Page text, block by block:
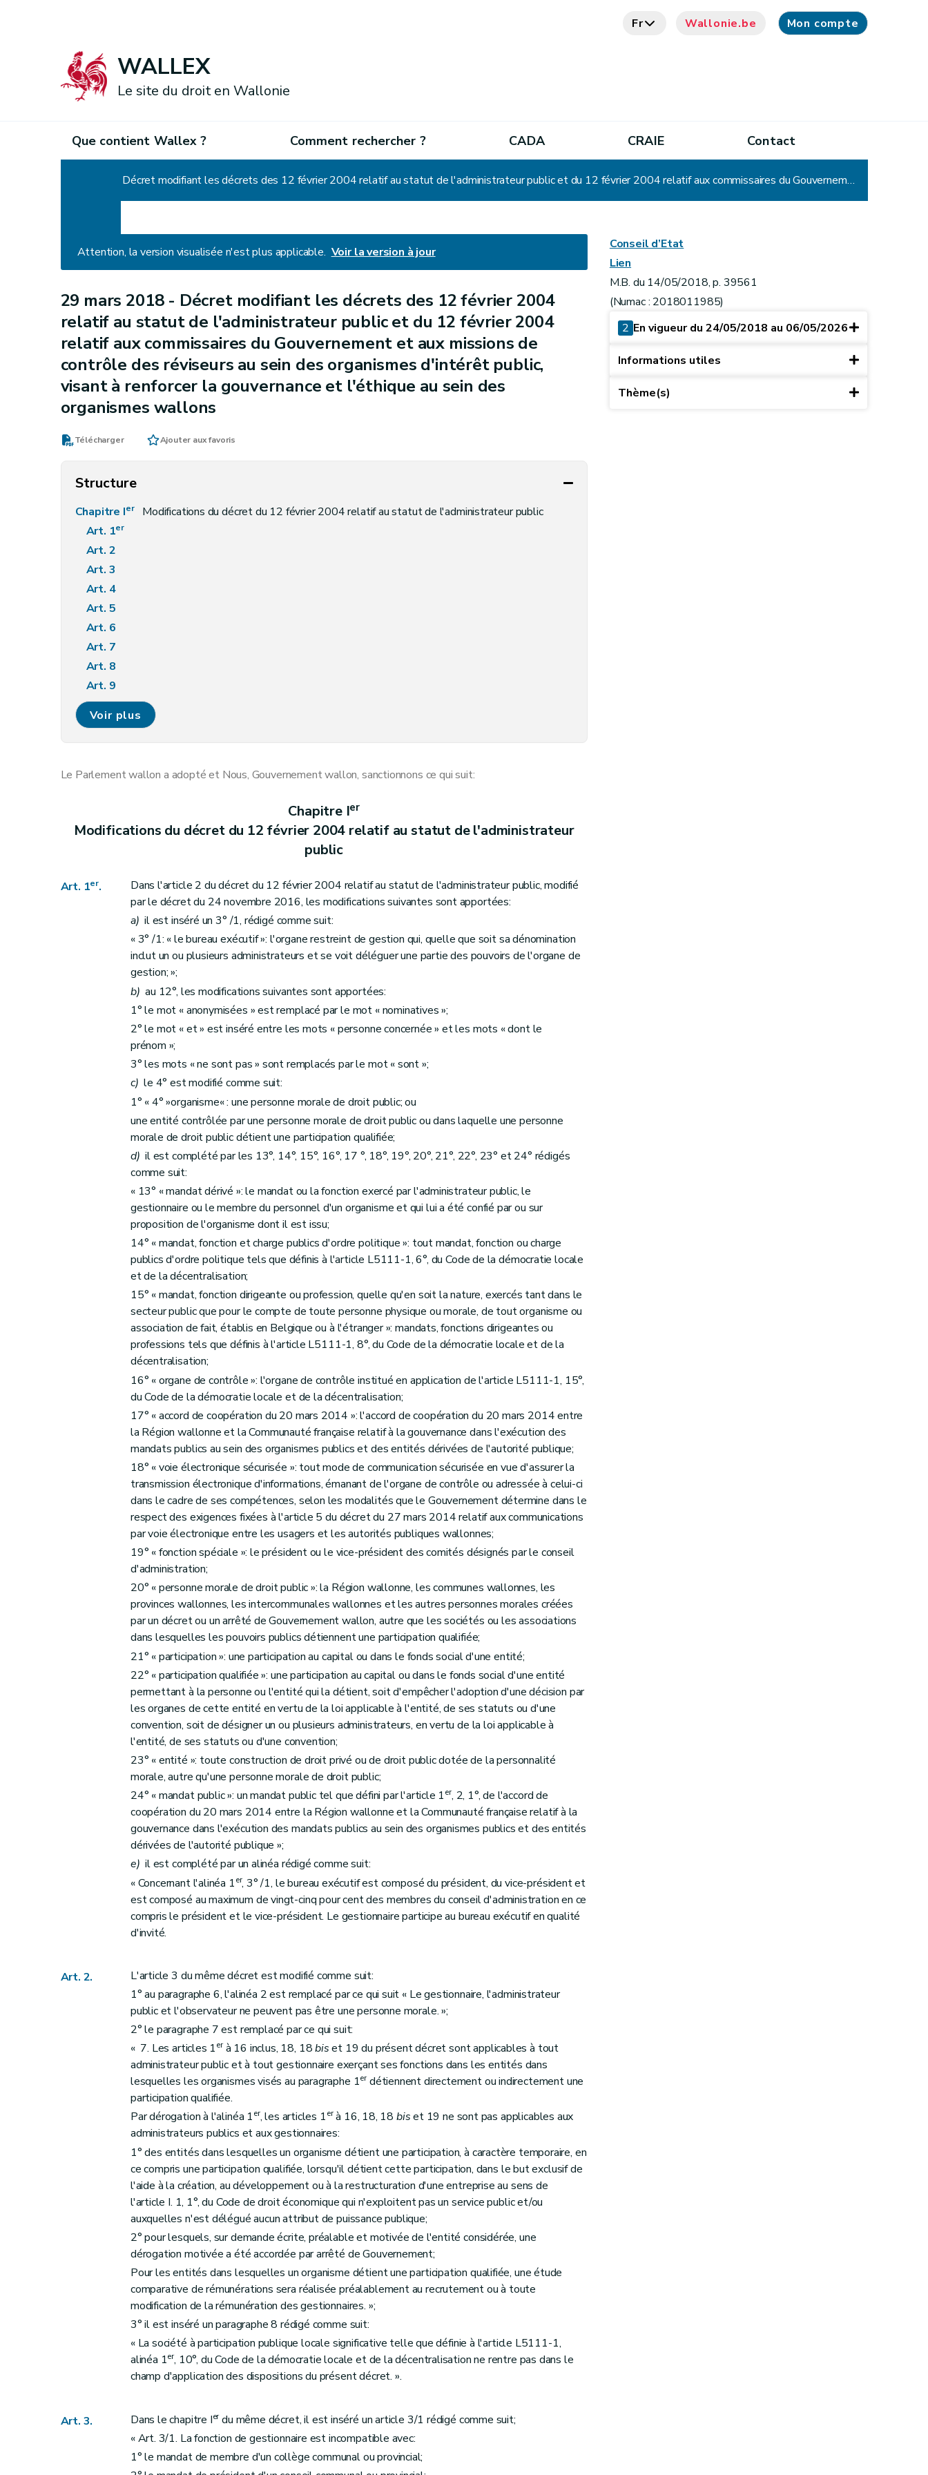
Fr Wallonie.be Mon compte
WALLEX
Le site du droit en Wallonie
Que contient Wallex ? Comment rechercher ? CADA CRAIE Contact
Décret modifiant les décrets des 12 février 2004 relatif au statut de l'administrateur public et du 12 février 2004 relatif aux commissaires du Gouvernement et aux missions de contrôle des réviseurs au sein des organismes d'intérêt public, visant à renforcer la gouvernance et l'éthique au sein des organismes wallons
Attention, la version visualisée n'est plus applicable. Voir la version à jour
29 mars 2018 - Décret modifiant les décrets des 12 février 2004
relatif au statut de l'administrateur public et du 12 février 2004
relatif aux commissaires du Gouvernement et aux missions de
contrôle des réviseurs au sein des organismes d'intérêt public,
visant à renforcer la gouvernance et l'éthique au sein des
organismes wallons
Télécharger Ajouter aux favoris
Structure
Chapitre Ier
Modifications du décret du 12 février 2004 relatif au statut de l'administrateur public
Art. 1er
Art. 2
Art. 3
Art. 4
Art. 5
Art. 6
Art. 7
Art. 8
Art. 9
Art. 10
Art. 11
Art. 14
Modifications du décret du 12 février 2004 relatif aux commissaires du Gouvernement et aux missions de contrôle des réviseurs au sein des organismes d'intérêt public
Art. 18
Dispositions transitoires
Voir plus
Le Parlement wallon a adopté et Nous, Gouvernement wallon, sanctionnons ce qui suit:
Chapitre Ier
Modifications du décret du 12 février 2004 relatif au statut de l'administrateur
public
Art. 1er.
Dans l'article 2 du décret du 12 février 2004 relatif au statut de l'administrateur public, modifié
par le décret du 24 novembre 2016, les modifications suivantes sont apportées:
a) il est inséré un 3° /1, rédigé comme suit:
« 3° /1: « le bureau exécutif »: l'organe restreint de gestion qui, quelle que soit sa dénomination
inclut un ou plusieurs administrateurs et se voit déléguer une partie des pouvoirs de l'organe de
gestion; »;
b) au 12°, les modifications suivantes sont apportées:
1° le mot « anonymisées » est remplacé par le mot « nominatives »;
2° le mot « et » est inséré entre les mots « personne concernée » et les mots « dont le
prénom »;
3° les mots « ne sont pas » sont remplacés par le mot « sont »;
c) le 4° est modifié comme suit:
1° « 4° »organisme« : une personne morale de droit public; ou
une entité contrôlée par une personne morale de droit public ou dans laquelle une personne
morale de droit public détient une participation qualifiée;
d) il est complété par les 13°, 14°, 15°, 16°, 17 °, 18°, 19°, 20°, 21°, 22°, 23° et 24° rédigés
comme suit:
« 13° « mandat dérivé »: le mandat ou la fonction exercé par l'administrateur public, le
gestionnaire ou le membre du personnel d'un organisme et qui lui a été confié par ou sur
proposition de l'organisme dont il est issu;
14° « mandat, fonction et charge publics d'ordre politique »: tout mandat, fonction ou charge
publics d'ordre politique tels que définis à l'article L5111-1, 6°, du Code de la démocratie locale
et de la décentralisation;
15° « mandat, fonction dirigeante ou profession, quelle qu'en soit la nature, exercés tant dans le
secteur public que pour le compte de toute personne physique ou morale, de tout organisme ou
association de fait, établis en Belgique ou à l'étranger »: mandats, fonctions dirigeantes ou
professions tels que définis à l'article L5111-1, 8°, du Code de la démocratie locale et de la
décentralisation;
16° « organe de contrôle »: l'organe de contrôle institué en application de l'article L5111-1, 15°,
du Code de la démocratie locale et de la décentralisation;
17° « accord de coopération du 20 mars 2014 »: l'accord de coopération du 20 mars 2014 entre
la Région wallonne et la Communauté française relatif à la gouvernance dans l'exécution des
mandats publics au sein des organismes publics et des entités dérivées de l'autorité publique;
18° « voie électronique sécurisée »: tout mode de communication sécurisée en vue d'assurer la
transmission électronique d'informations, émanant de l'organe de contrôle ou adressée à celui-ci
dans le cadre de ses compétences, selon les modalités que le Gouvernement détermine dans le
respect des exigences fixées à l'article 5 du décret du 27 mars 2014 relatif aux communications
par voie électronique entre les usagers et les autorités publiques wallonnes;
19° « fonction spéciale »: le président ou le vice-président des comités désignés par le conseil
d'administration;
20° « personne morale de droit public »: la Région wallonne, les communes wallonnes, les
provinces wallonnes, les intercommunales wallonnes et les autres personnes morales créées
par un décret ou un arrêté de Gouvernement wallon, autre que les sociétés ou les associations
dans lesquelles les pouvoirs publics détiennent une participation qualifiée;
21° « participation »: une participation au capital ou dans le fonds social d'une entité;
22° « participation qualifiée »: une participation au capital ou dans le fonds social d'une entité
permettant à la personne ou l'entité qui la détient, soit d'empêcher l'adoption d'une décision par
les organes de cette entité en vertu de la loi applicable à l'entité, de ses statuts ou d'une
convention, soit de désigner un ou plusieurs administrateurs, en vertu de la loi applicable à
l'entité, de ses statuts ou d'une convention;
23° « entité »: toute construction de droit privé ou de droit public dotée de la personnalité
morale, autre qu'une personne morale de droit public;
24° « mandat public »: un mandat public tel que défini par l'article 1er, 2, 1°, de l'accord de
coopération du 20 mars 2014 entre la Région wallonne et la Communauté française relatif à la
gouvernance dans l'exécution des mandats publics au sein des organismes publics et des entités
dérivées de l'autorité publique »;
e) il est complété par un alinéa rédigé comme suit:
« Concernant l'alinéa 1er, 3° /1, le bureau exécutif est composé du président, du vice-président et
est composé au maximum de vingt-cinq pour cent des membres du conseil d'administration en ce
compris le président et le vice-président. Le gestionnaire participe au bureau exécutif en qualité
d'invité.
Art. 2.
L'article 3 du même décret est modifié comme suit:
1° au paragraphe 6, l'alinéa 2 est remplacé par ce qui suit « Le gestionnaire, l'administrateur
public et l'observateur ne peuvent pas être une personne morale. »;
2° le paragraphe 7 est remplacé par ce qui suit:
« 7. Les articles 1erà 16 inclus, 18, 18biset 19 du présent décret sont applicables à tout
administrateur public et à tout gestionnaire exerçant ses fonctions dans les entités dans
lesquelles les organismes visés au paragraphe 1erdétiennent directement ou indirectement une
participation qualifiée.
Par dérogation à l'alinéa 1er, les articles 1erà 16, 18, 18 biset 19 ne sont pas applicables aux
administrateurs publics et aux gestionnaires:
1° des entités dans lesquelles un organisme détient une participation, à caractère temporaire, en
ce compris une participation qualifiée, lorsqu'il détient cette participation, dans le but exclusif de
l'aide à la création, au développement ou à la restructuration d'une entreprise au sens de
l'article I. 1, 1°, du Code de droit économique qui n'exploitent pas un service public et/ou
auxquelles n'est délégué aucun attribut de puissance publique;
2° pour lesquels, sur demande écrite, préalable et motivée de l'entité considérée, une
dérogation motivée a été accordée par arrêté de Gouvernement;
Pour les entités dans lesquelles un organisme détient une participation qualifiée, une étude
comparative de rémunérations sera réalisée préalablement au recrutement ou à toute
modification de la rémunération des gestionnaires. »;
3° il est inséré un paragraphe 8 rédigé comme suit:
« La société à participation publique locale significative telle que définie à l'article L5111-1,
alinéa 1er, 10°, du Code de la démocratie locale et de la décentralisation ne rentre pas dans le
champ d'application des dispositions du présent décret. ».
Art. 3. Dans le chapitre Ierdu même décret, il est inséré un article 3/1 rédigé comme suit;
« Art. 3/1. La fonction de gestionnaire est incompatible avec:
1° le mandat de membre d'un collège communal ou provincial;
Conseil d’Etat
Lien
M.B. du 14/05/2018, p. 39561
(Numac : 2018011985)
2 En vigueur du 24/05/2018 au 06/05/2026
Informations utiles
Thème(s)